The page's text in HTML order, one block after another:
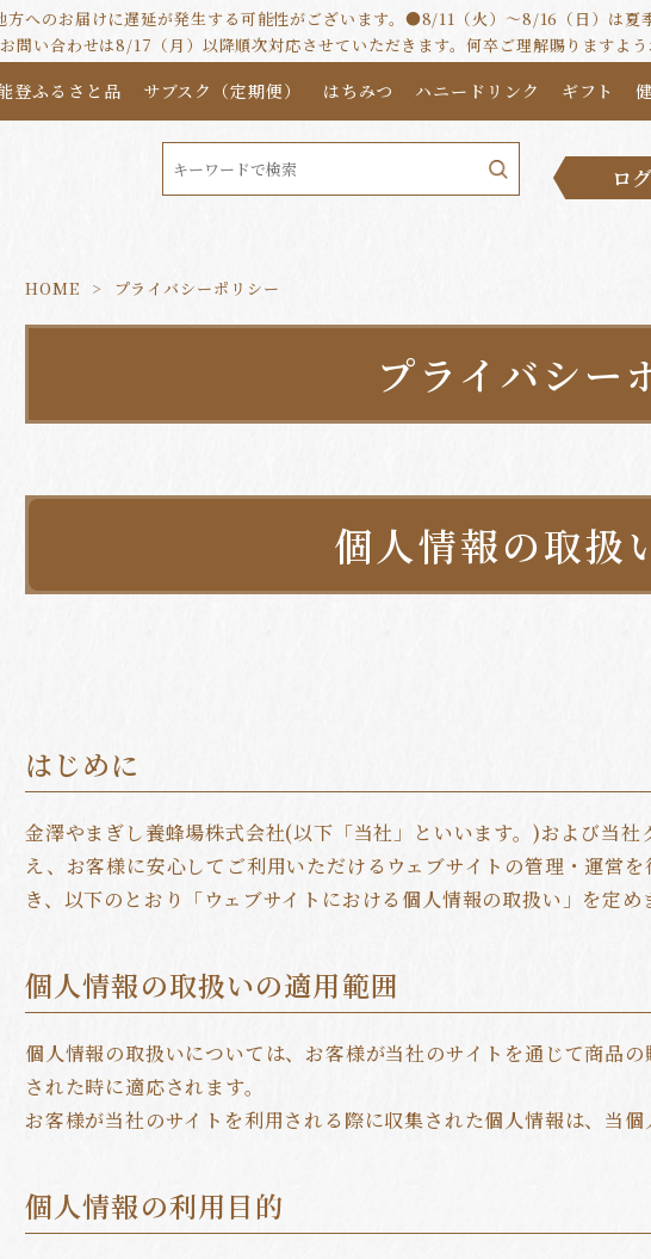
へのお届けに遅延が発生する可能性がございます。●8/11（火）～8/16（日）は夏
い合わせは8/17（月）以降順次対応させていただきます。何卒ご理解賜りますよう
登ふるさと品 サブスク（定期便） はちみつ ハニードリンク ギフト
ロ
HOME プライバシーポリシー
プライバシー
個人情報の取扱
はじめに
金澤やまぎし養蜂場株式会社(以下「当社」といいます。)および当
え、お客様に安心してご利用いただけるウェブサイトの管理・運営
き、以下のとおり「ウェブサイトにおける個人情報の取扱い」を定め
個人情報の取扱いの適用範囲
個人情報の取扱いについては、お客様が当社のサイトを通じて商品
された時に適応されます。
お客様が当社のサイトを利用される際に収集された個人情報は、当
個人情報の利用目的